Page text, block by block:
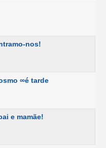
nos!
∞é tarde
e mamãe!